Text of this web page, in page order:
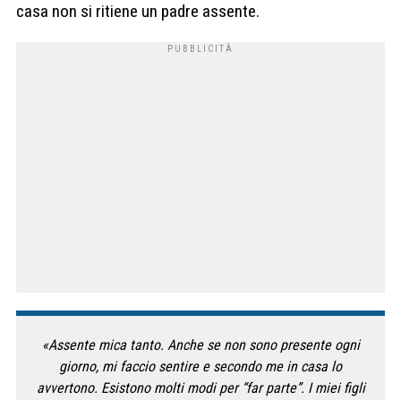
casa non si ritiene un padre assente.
«Assente mica tanto. Anche se non sono presente ogni
giorno, mi faccio sentire e secondo me in casa lo
avvertono. Esistono molti modi per “far parte”. I miei figli